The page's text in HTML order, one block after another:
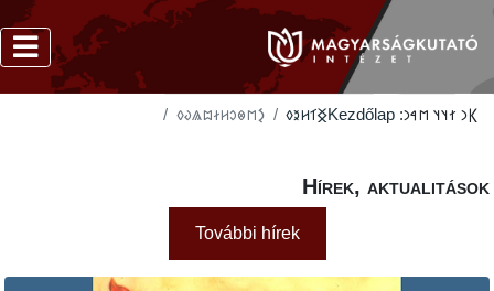
𐲞𐳙
Kezdőlap
‮𐲏𐳑𐳢𐳉𐳓
‮𐲋𐳮𐳌𐳛𐳢𐳇𐳪𐳖𐳜𐳓
Hírek,
További hírek